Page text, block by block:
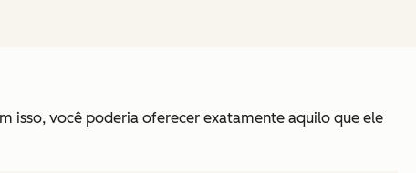
isso, você poderia oferecer exatamente aquilo que ele